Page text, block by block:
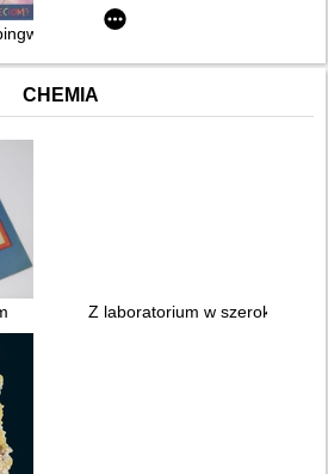
CHEMIA
Z laboratorium w szeroki świat